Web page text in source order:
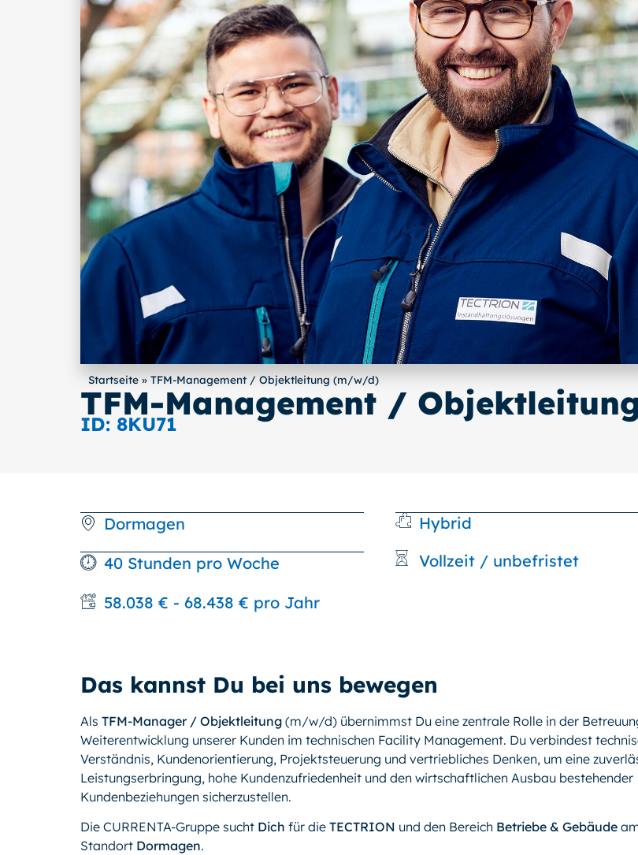
Startseite » TFM-Management / Objektleitung (m/w/d)
TFM-Management /
ID: 8KU71
Dormagen
40 Stunden pro Woche
58.038 € - 68.438 € pro Jahr
Hybrid
Vollzeit / unbefristet
Das kannst Du bei uns bewegen
Als TFM-Manager / Objektleitung (m/w/d) übernimmst Du eine zentrale Rolle in der
Weiterentwicklung unserer Kunden im technischen Facility Management. Du verbindest
Verständnis, Kundenorientierung, Projektsteuerung und vertriebliches Denken, um eine
Leistungserbringung, hohe Kundenzufriedenheit und den wirtschaftlichen Ausbau bestehender
Kundenbeziehungen sicherzustellen.
Die CURRENTA-Gruppe sucht Dich für die TECTRION und den Bereich Betriebe & Gebäude
Standort Dormagen.